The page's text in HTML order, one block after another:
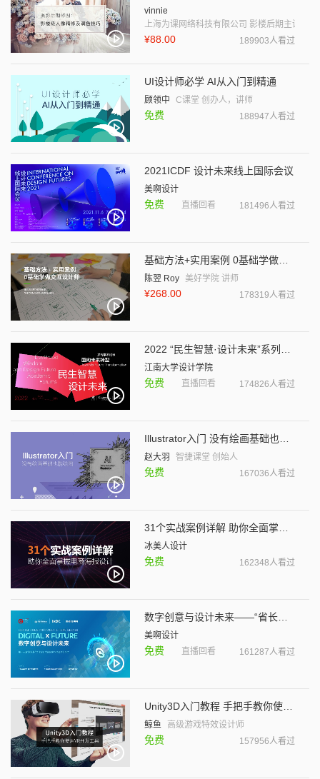
vinnie
上海为课网络科技有限公司 影楼后期主讲师
¥88.00 189903人看过
UI设计师必学 AI从入门到精通
顾领中 C课堂 创办人，讲师
免费 188947人看过
2021ICDF 设计未来线上国际会议
美啊设计
免费 直播回看 181496人看过
陈翌 Roy 美好学院 讲师
¥268.00 178319人看过
江南大学设计学院
免费 直播回看 174826人看过
赵大羽 智捷课堂 创始人
免费 167036人看过
冰美人设计
免费 162348人看过
美啊设计
免费 直播回看 161287人看过
鲸鱼 高级游戏特效设计师
免费 157956人看过